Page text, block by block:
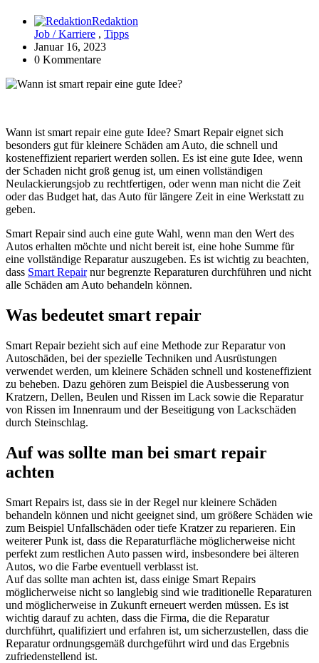
Redaktion
Job / Karriere , Tipps
Januar 16, 2023
0 Kommentare
Wann ist smart repair eine gute Idee? Smart Repair eignet sich
besonders gut für kleinere Schäden am Auto, die schnell und
kosteneffizient repariert werden sollen. Es ist eine gute Idee, wenn
der Schaden nicht groß genug ist, um einen vollständigen
Neulackierungsjob zu rechtfertigen, oder wenn man nicht die Zeit
oder das Budget hat, das Auto für längere Zeit in eine Werkstatt zu
geben.
Smart Repair sind auch eine gute Wahl, wenn man den Wert des
Autos erhalten möchte und nicht bereit ist, eine hohe Summe für
eine vollständige Reparatur auszugeben. Es ist wichtig zu beachten,
dass Smart Repairnur begrenzte Reparaturen durchführen und nicht
alle Schäden am Auto behandeln können.
Was bedeutet smart repair
Smart Repair bezieht sich auf eine Methode zur Reparatur von
Autoschäden, bei der spezielle Techniken und Ausrüstungen
verwendet werden, um kleinere Schäden schnell und kosteneffizient
zu beheben. Dazu gehören zum Beispiel die Ausbesserung von
Kratzern, Dellen, Beulen und Rissen im Lack sowie die Reparatur
von Rissen im Innenraum und der Beseitigung von Lackschäden
durch Steinschlag.
Auf was sollte man bei smart repair
achten
Smart Repairs ist, dass sie in der Regel nur kleinere Schäden
behandeln können und nicht geeignet sind, um größere Schäden wie
zum Beispiel Unfallschäden oder tiefe Kratzer zu reparieren. Ein
weiterer Punk ist, dass die Reparaturfläche möglicherweise nicht
perfekt zum restlichen Auto passen wird, insbesondere bei älteren
Autos, wo die Farbe eventuell verblasst ist.
Auf das sollte man achten ist, dass einige Smart Repairs
möglicherweise nicht so langlebig sind wie traditionelle Reparaturen
und möglicherweise in Zukunft erneuert werden müssen. Es ist
wichtig darauf zu achten, dass die Firma, die die Reparatur
durchführt, qualifiziert und erfahren ist, um sicherzustellen, dass die
Reparatur ordnungsgemäß durchgeführt wird und das Ergebnis
zufriedenstellend ist.